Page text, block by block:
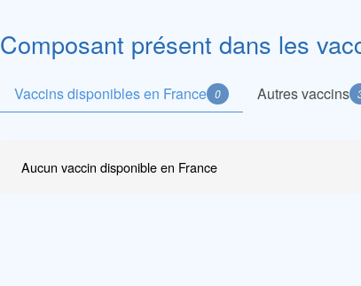
Composant présent dans les
Vaccins disponibles en France 0 Autres vaccins
Aucun vaccin disponible en France